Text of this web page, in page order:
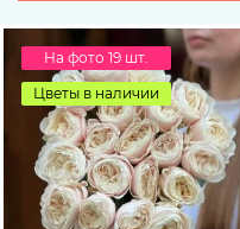
На фото 19 шт.
Цветы в наличии